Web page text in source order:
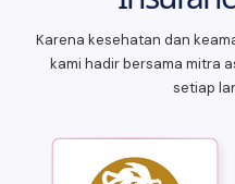
Karena kesehatan dan
kami hadir bersama mitra
setiap